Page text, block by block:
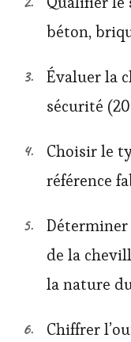
béton,
Évaluer la
sécurité
Choisir le
référence
de la
la nature
Chiffrer